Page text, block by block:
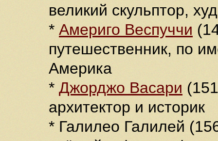
великий скульптор,
* Америго Веспуччи
путешественник, по
Америка
* Джорджо Васари
архитектор и историк
* Галилео Галилей